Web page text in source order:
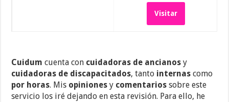
Visitar
Cuidumcuenta con cuidadoras de ancianosy
cuidadoras de discapacitados, tanto internascomo
por horas. Mis opiniones y comentarios sobre este
servicio los iré dejando en esta revisión. Para ello, he